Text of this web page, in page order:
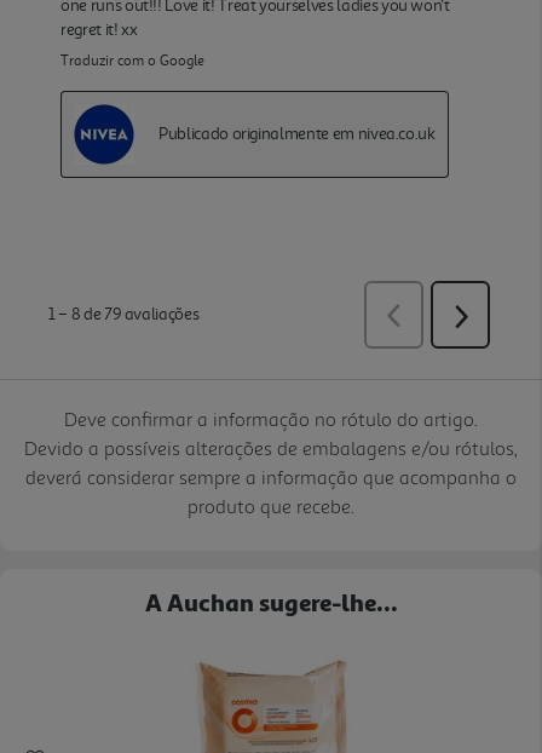
Deve confirmar a informação no rótulo do artigo.
Devido a possíveis alterações de embalagens e/ou rótulos,
deverá considerar sempre a informação que acompanha o
produto que recebe.
A Auchan sugere-lhe...